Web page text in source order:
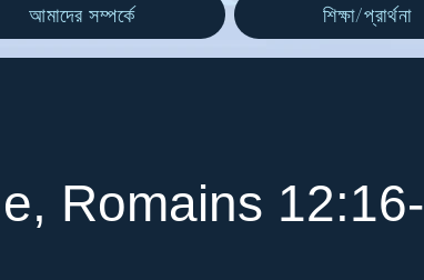
আমাদের সম্পর্কে শিক্ষা/প্রার্থনা
Romains 12:16-